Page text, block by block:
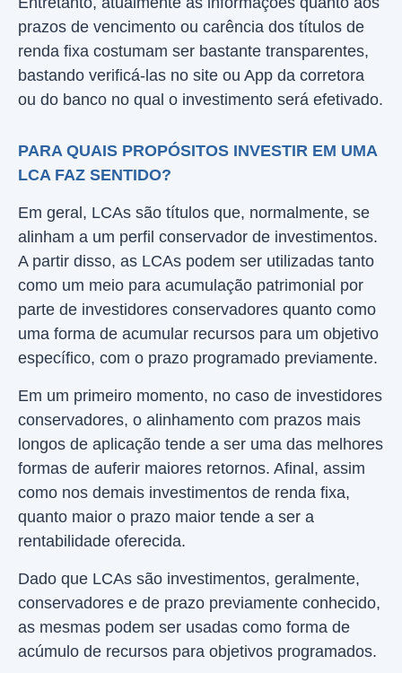
prazos de vencimento ou carência dos títulos de
renda fixa costumam ser bastante transparentes,
bastando verificá-las no site ou App da corretora
ou do banco no qual o investimento será efetivado.
PARA QUAIS PROPÓSITOS INVESTIR EM UMA
LCA FAZ SENTIDO?
Em geral, LCAs são títulos que, normalmente, se
alinham a um perfil conservador de investimentos.
A partir disso, as LCAs podem ser utilizadas tanto
como um meio para acumulação patrimonial por
parte de investidores conservadores quanto como
uma forma de acumular recursos para um objetivo
específico, com o prazo programado previamente.
Em um primeiro momento, no caso de investidores
conservadores, o alinhamento com prazos mais
longos de aplicação tende a ser uma das melhores
formas de auferir maiores retornos. Afinal, assim
como nos demais investimentos de renda fixa,
quanto maior o prazo maior tende a ser a
rentabilidade oferecida.
Dado que LCAs são investimentos, geralmente,
conservadores e de prazo previamente conhecido,
as mesmas podem ser usadas como forma de
acúmulo de recursos para objetivos programados.